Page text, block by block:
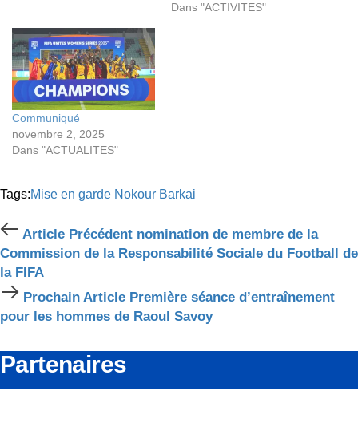
Dans "ACTIVITES"
Communiqué
novembre 2, 2025
Dans "ACTUALITES"
Tags:Mise en garde Nokour Barkai
Article
Précédent
Article Précédent nomination de membre de la
Commission de la Responsabilité Sociale du Football de
la FIFA
Prochain
Article
Prochain Article Première séance d’entraînement
pour les hommes de Raoul Savoy
Partenaires